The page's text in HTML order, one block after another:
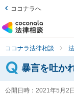
ココナラへ
ココナラ法律相談
暴言を吐か
公開日時： 2021年5月2